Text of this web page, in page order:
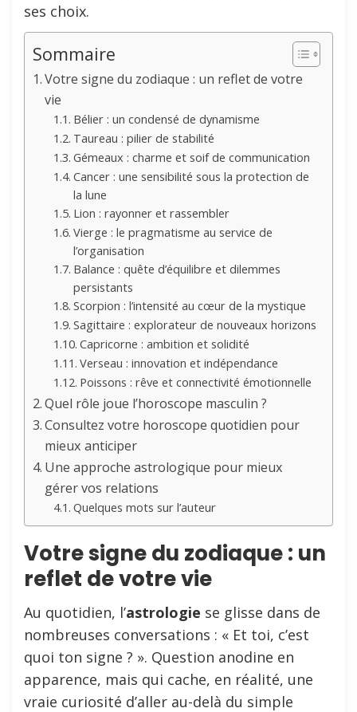
ses choix.
Sommaire
Votre signe du zodiaque : un reflet de votre
vie
Bélier : un condensé de dynamisme
Taureau : pilier de stabilité
Gémeaux : charme et soif de communication
Cancer : une sensibilité sous la protection de
la lune
Lion : rayonner et rassembler
Vierge : le pragmatisme au service de
l’organisation
Balance : quête d’équilibre et dilemmes
persistants
Scorpion : l’intensité au cœur de la mystique
Sagittaire : explorateur de nouveaux horizons
Capricorne : ambition et solidité
Verseau : innovation et indépendance
Poissons : rêve et connectivité émotionnelle
Quel rôle joue l’horoscope masculin ?
Consultez votre horoscope quotidien pour
mieux anticiper
Une approche astrologique pour mieux
gérer vos relations
Quelques mots sur l’auteur
Votre signe du zodiaque : un
reflet de votre vie
Au quotidien, l’astrologie se glisse dans de
nombreuses conversations : « Et toi, c’est
quoi ton signe ? ». Question anodine en
apparence, mais qui cache, en réalité, une
vraie curiosité d’aller au-delà du simple